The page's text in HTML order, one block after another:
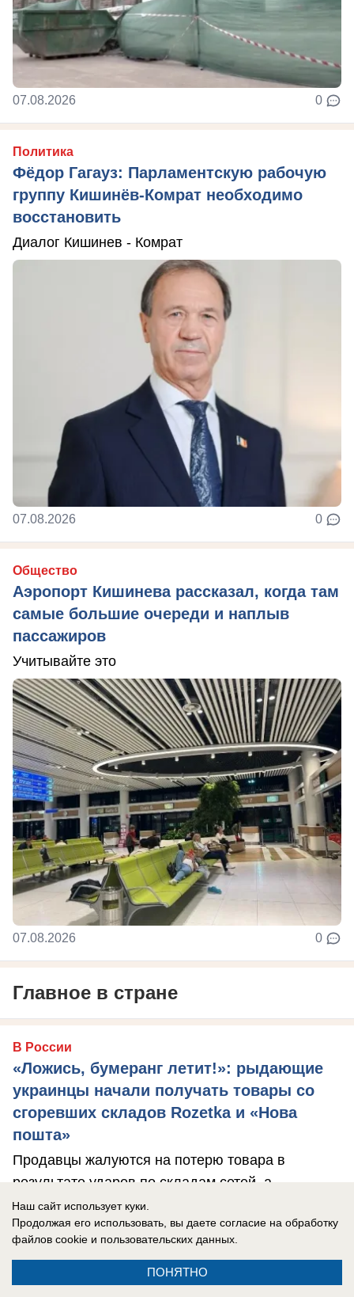
07.08.2026 0
Политика
Фёдор Гагауз: Парламентскую рабочую
группу Кишинёв-Комрат необходимо
восстановить
Диалог Кишинев - Комрат
07.08.2026 0
Общество
Аэропорт Кишинева рассказал, когда там
самые большие очереди и наплыв
пассажиров
Учитывайте это
07.08.2026 0
Главное в стране
В России
«Ложись, бумеранг летит!»: рыдающие
украинцы начали получать товары со
сгоревших складов Rozetka и «Нова
пошта»
Продавцы жалуются на потерю товара в
результате ударов по складам сетей, а
компенсация такая, что в результате люди
остаются ...
Наш сайт использует куки.
Продолжая его использовать, вы даете согласие на обработку
файлов cookie и пользовательских данных.
ПОНЯТНО